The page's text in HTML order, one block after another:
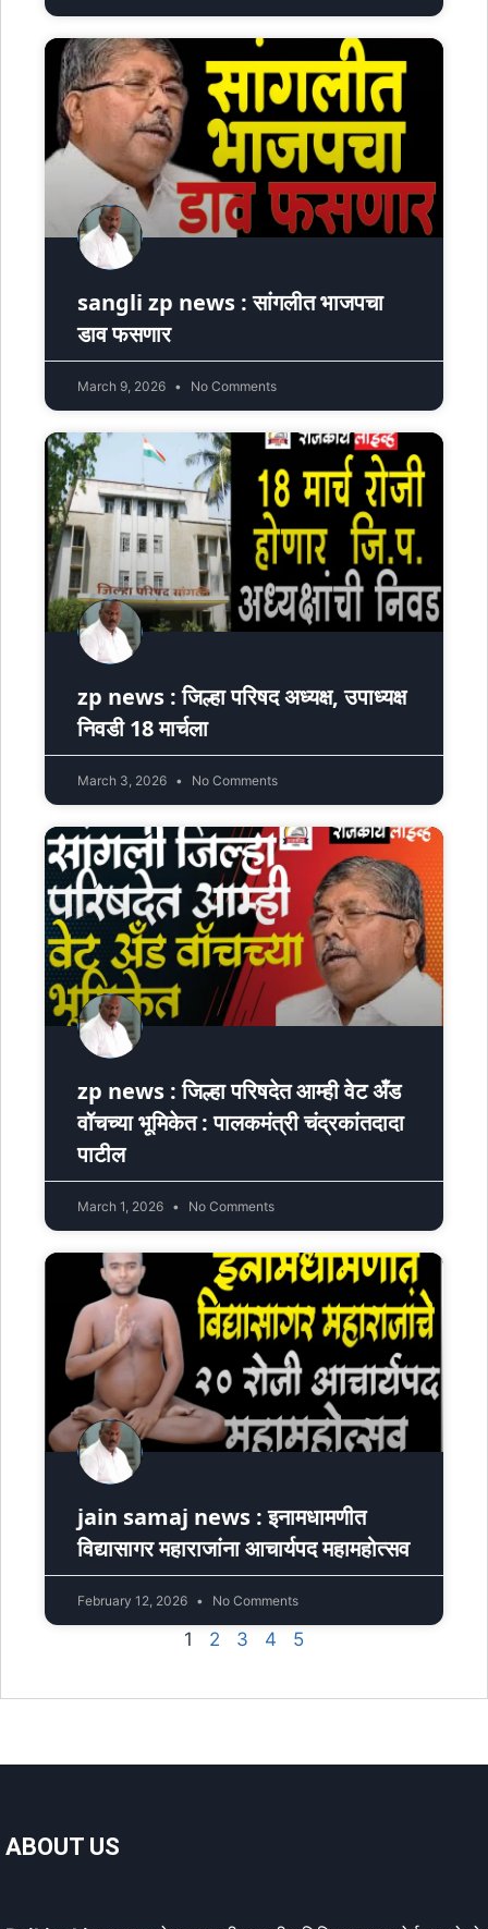
sangli zp news : सांगलीत भाजपचा
डाव फसणार
March 9, 2026 No Comments
zp news : जिल्हा परिषद अध्यक्ष, उपाध्यक्ष
निवडी 18 मार्चला
March 3, 2026 No Comments
zp news : जिल्हा परिषदेत आम्ही वेट अँड
वॉचच्या भूमिकेत : पालकमंत्री चंद्रकांतदादा
पाटील
March 1, 2026 No Comments
jain samaj news : इनामधामणीत
विद्यासागर महाराजांना आचार्यपद महामहोत्सव
February 12, 2026 No Comments
1 2 3 4 5
ABOUT US